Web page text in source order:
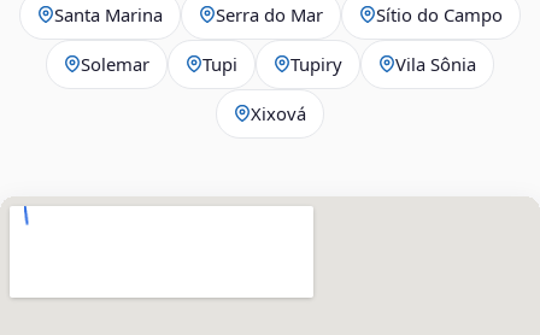
Santa Marina Serra do Mar Sítio do Campo
Solemar Tupi Tupiry Vila Sônia
Xixová